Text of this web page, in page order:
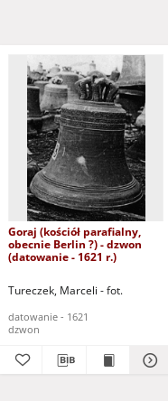
Goraj (kościół parafialny,
obecnie Berlin ?) - dzwon
(datowanie - 1621 r.)
Tureczek, Marceli - fot.
datowanie - 1621
dzwon